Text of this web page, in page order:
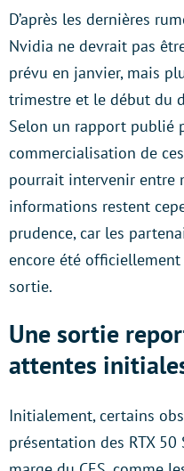
D’après les dernières
Nvidia ne devrait pas
prévu en janvier, mais
trimestre et le début du
Selon un rapport publié
commercialisation de
pourrait intervenir entre
informations restent
prudence, car les
encore été
sortie.
Une sortie
attentes
Initialement, certains
présentation des RTX 50